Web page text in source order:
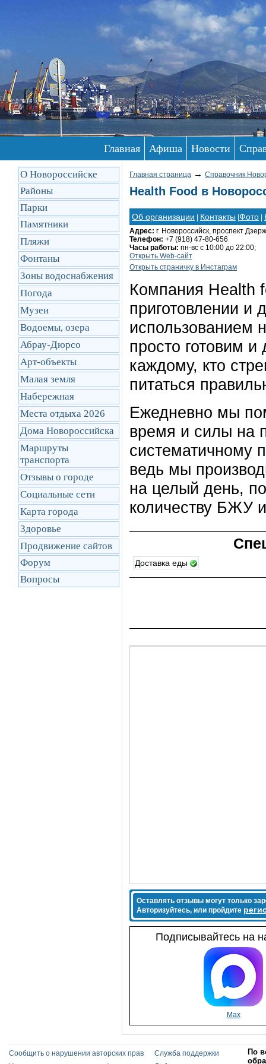
Главная Афиша Новости
О Новороссийске
Районы
Парки
Памятники
Пляжи
Фонтаны
Зоны водоснабжения
Погода
Музеи
Водоемы, озера
Абрау-Дюрсо
Арт-объекты
Малая земля
Набережная
Места отдыха 2026
Дома Новороссийска
Маршруты
транcпорта
Отзывы о городе
Социальные сети
Карта города
Здоровье
Продвижение сайтов
Форум
Вопросы
Главная страница → Справочник
Health Food в
Об организации Контакты Фото
Адрес: г. Новороссийск, проспект
Телефон: +7 (918) 47-80-656
Часы работы: пн-вс с 10:00 до 22:00;
Открыть Web-сайт
Открыть cтраничку в Инстаграм
Компания Health
приготовлении и
использованием
просто готовим
каждому, кто
питаться
Ежедневно мы
время и силы на
систематичному
ведь мы
на целый день,
количеству БЖУ
Доставка еды
Оставлять отзывы могут только
Авторизуйтесь, или пройдите
Подписывайтесь на
Max
Сообщить о нарушении авторских прав
Служба поддержки
По